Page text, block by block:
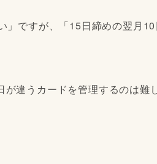
ですが、「15日締めの翌月
が違うカードを管理するのは難